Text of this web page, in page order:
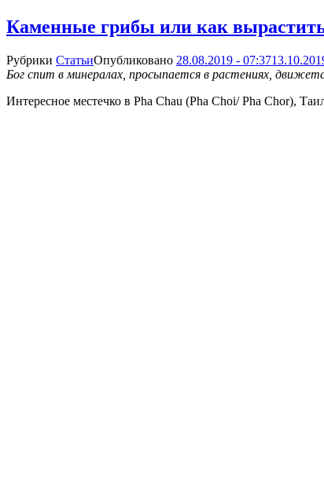
Каменные грибы или как
Рубрики СтатьиОпубликовано 28.08.2019 - 07:37
Бог спит в минералах, просыпается в растениях,
Интересное местечко в Pha Chau (Pha Choi/ Pha Chor),